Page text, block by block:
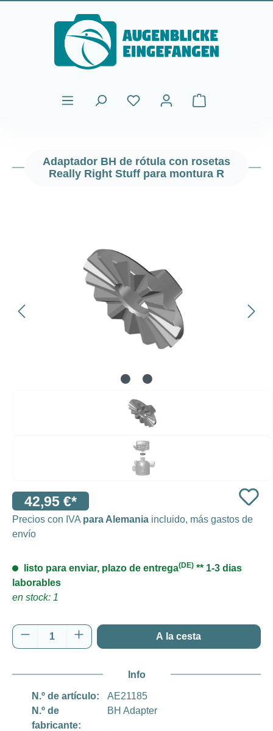
Saltar al contenido principal
El carrito de
Adaptador BH de rótula con rosetas
Really Right Stuff para montura R
42,95 €*
Precios con IVA para Alemania incluido, más gastos de
envío
listo para enviar, plazo de entrega(DE) ** 1-3 dias
laborables
en stock: 1
Cantidad del producto: introduce la
A la cesta
Info
N.º de artículo:
AE21185
N.º de
fabricante:
BH Adapter